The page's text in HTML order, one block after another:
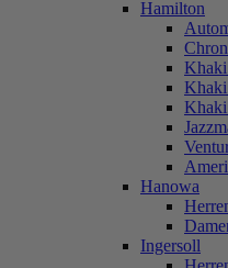
Hamilton
Hanowa
Ingersoll